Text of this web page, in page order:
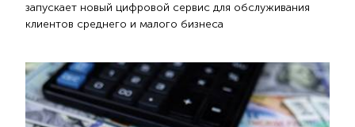
запускает новый цифровой сервис для обслуживания
клиентов среднего и малого бизнеса